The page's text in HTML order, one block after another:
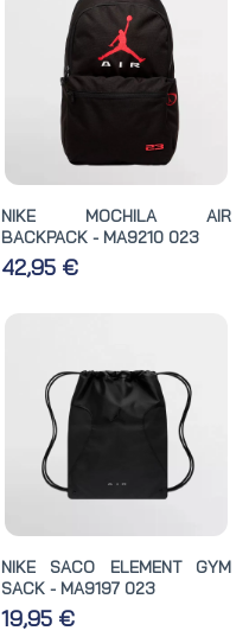
NIKE MOCHILA AIR
BACKPACK - MA9210 023
42,95 €
NIKE SACO ELEMENT GYM
SACK - MA9197 023
19,95 €